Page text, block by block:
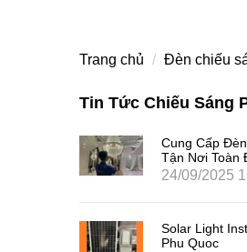
Tin Tức Chiếu Sáng
Cung Cấp
Tận Nơi Toàn
Quốc
24/09/2025
Solar Light
Phu Quoc
Trang chủ Đèn chiếu